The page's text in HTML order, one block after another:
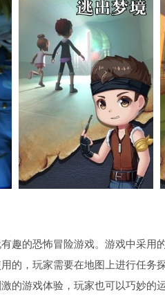
趣的恐怖冒险游戏。游戏中采用
的，玩家需要在地图上进行任务
的游戏体验，玩家也可以巧妙的